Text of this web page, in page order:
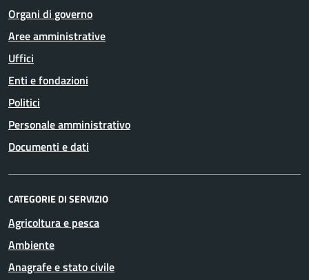
Organi di governo
Aree amministrative
Uffici
Enti e fondazioni
Politici
Personale amministrativo
Documenti e dati
CATEGORIE DI SERVIZIO
Agricoltura e pesca
Ambiente
Anagrafe e stato civile